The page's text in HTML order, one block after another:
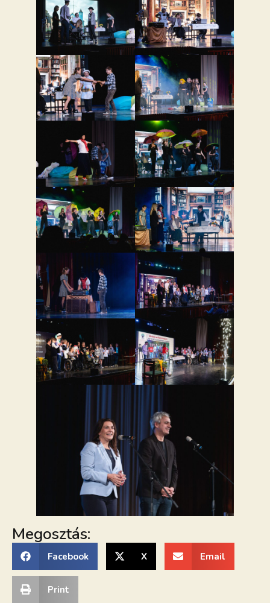
Megosztás:
Facebook X Email
Print